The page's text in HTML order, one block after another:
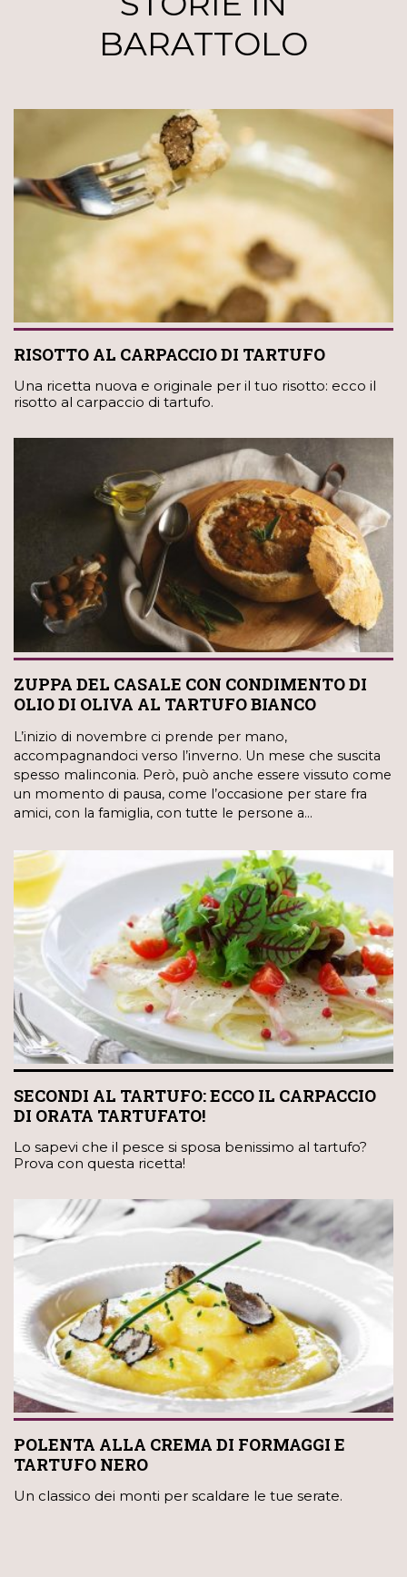
BARATTOLO
RISOTTO AL CARPACCIO DI TARTUFO
Una ricetta nuova e originale per il tuo risotto: ecco il
risotto al carpaccio di tartufo.
ZUPPA DEL CASALE CON CONDIMENTO DI
OLIO DI OLIVA AL TARTUFO BIANCO
L’inizio di novembre ci prende per mano,
accompagnandoci verso l’inverno. Un mese che suscita
spesso malinconia. Però, può anche essere vissuto come
un momento di pausa, come l’occasione per stare fra
amici, con la famiglia, con tutte le persone a…
SECONDI AL TARTUFO: ECCO IL CARPACCIO
DI ORATA TARTUFATO!
Lo sapevi che il pesce si sposa benissimo al tartufo?
Prova con questa ricetta!
POLENTA ALLA CREMA DI FORMAGGI E
TARTUFO NERO
Un classico dei monti per scaldare le tue serate.